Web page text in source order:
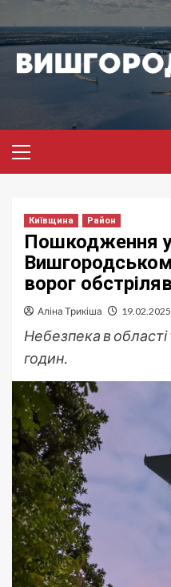
до
вмісту
меню
Київщина Район
Пошкодження
ворог
Аліна Трикіша 19.02.2025
Небезпека в
годин.